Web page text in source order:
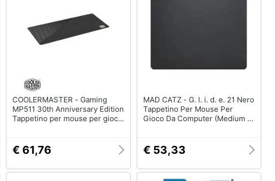
COOLERMASTER - Gaming
MP511 30th Anniversary Edition
Tappetino per mouse per gioco
€ 61,76
MAD CATZ - G. l. i. d. e. 21 Nero
Tappetino Per Mouse Per
Gioco Da Computer (Medium G.
€ 53,33